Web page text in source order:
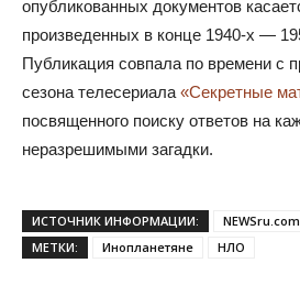
опубликованных документов
произведенных в конце 1940-х —
Публикация совпала по времени с
сезона телесериала «Секретные
посвященного поиску ответов на
неразрешимыми загадки.
ИСТОЧНИК ИНФОРМАЦИИ:
NEWSru.com
МЕТКИ:
Инопланетяне НЛО